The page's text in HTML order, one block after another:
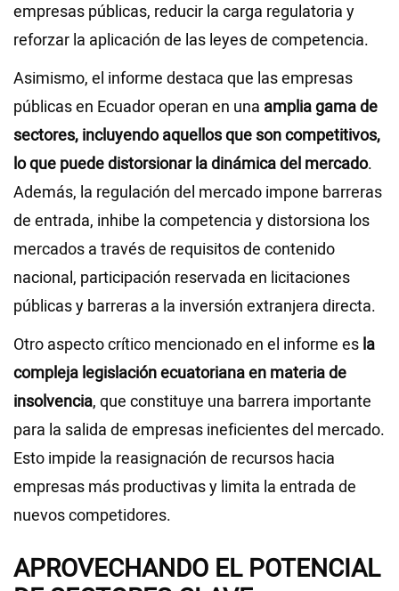
empresas públicas, reducir la carga regulatoria y
reforzar la aplicación de las leyes de competencia.
Asimismo, el informe destaca que las empresas
públicas en Ecuador operan en una amplia gama de
sectores, incluyendo aquellos que son competitivos,
lo que puede distorsionar la dinámica del mercado.
Además, la regulación del mercado impone barreras
de entrada, inhibe la competencia y distorsiona los
mercados a través de requisitos de contenido
nacional, participación reservada en licitaciones
públicas y barreras a la inversión extranjera directa.
Otro aspecto crítico mencionado en el informe es la
compleja legislación ecuatoriana en materia de
insolvencia, que constituye una barrera importante
para la salida de empresas ineficientes del mercado.
Esto impide la reasignación de recursos hacia
empresas más productivas y limita la entrada de
nuevos competidores.
APROVECHANDO EL POTENCIAL